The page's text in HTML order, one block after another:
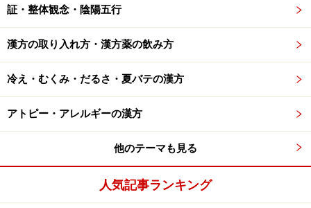
はたらきがある桂枝加竜骨牡蛎湯（けいしかりゅうこつ
ぼれいとう）という漢方薬を挙げてみます。
桂枝加竜骨牡蛎湯は計7種類の生薬から構成された漢方
薬であり、内訳は桂皮（けいひ）、芍薬（しゃくや
く）、大棗（たいそう）、生姜（しょうきょう）、甘草
す。よりくわしく内容を見てみると……
甘い香りを放つ桂皮は身体を温めるはたらきに優れた生薬
証・整体観念・陰陽五行
漢方の取り入れ方・漢方薬の飲み方
冷え・むくみ・だるさ・夏バテの漢方
アトピー・アレルギーの漢方
他のテーマも見る
人気記事ランキング